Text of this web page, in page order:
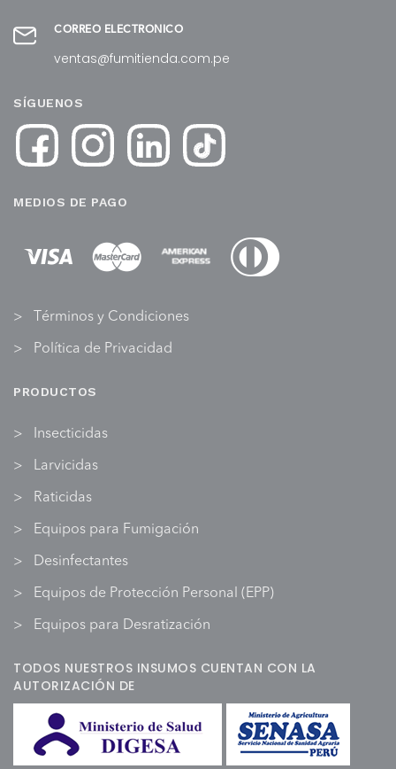
CORREO ELECTRÓNICO
ventas@fumitienda.com.pe
SÍGUENOS
MEDIOS DE PAGO
Términos y Condiciones
Política de Privacidad
PRODUCTOS
Insecticidas
Larvicidas
Raticidas
Equipos para Fumigación
Desinfectantes
Equipos de Protección Personal (EPP)
Equipos para Desratización
TODOS NUESTROS INSUMOS CUENTAN CON LA
AUTORIZACIÓN DE